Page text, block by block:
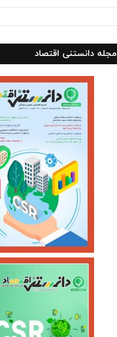
بازگشت سه
مجله دانستنی اقتصاد